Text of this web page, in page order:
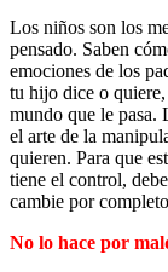
Los niños son los
pensado. Saben
emociones de los
tu hijo dice o
mundo que le pasa.
el arte de la
quieren. Para que
tiene el control,
cambie por
No lo hace por